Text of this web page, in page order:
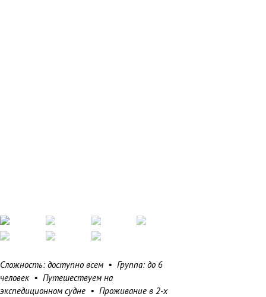
Сложность: доступно всем • Группа: до 6
человек • Путешествуем на
экспедиционном судне • Проживание в 2-х